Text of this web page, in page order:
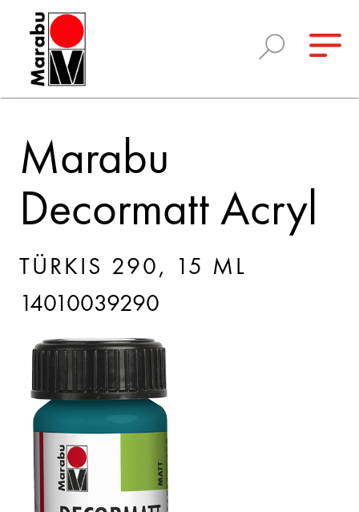
Marabu
Decormatt Acryl
TÜRKIS 290, 15 ML
14010039290